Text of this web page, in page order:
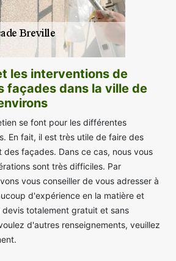
les interventions de
façades dans la ville de
se font pour les différentes
En fait, il est très utile de faire des
façades. Dans ce cas, nous vous
sont très difficiles. Par
vous conseiller de vous adresser à
d'expérience en la matière et
totalement gratuit et sans
d'autres renseignements, veuillez